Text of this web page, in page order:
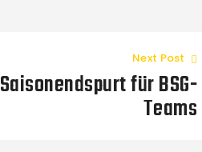
Next Post
Saisonendspurt für BSG-
Teams